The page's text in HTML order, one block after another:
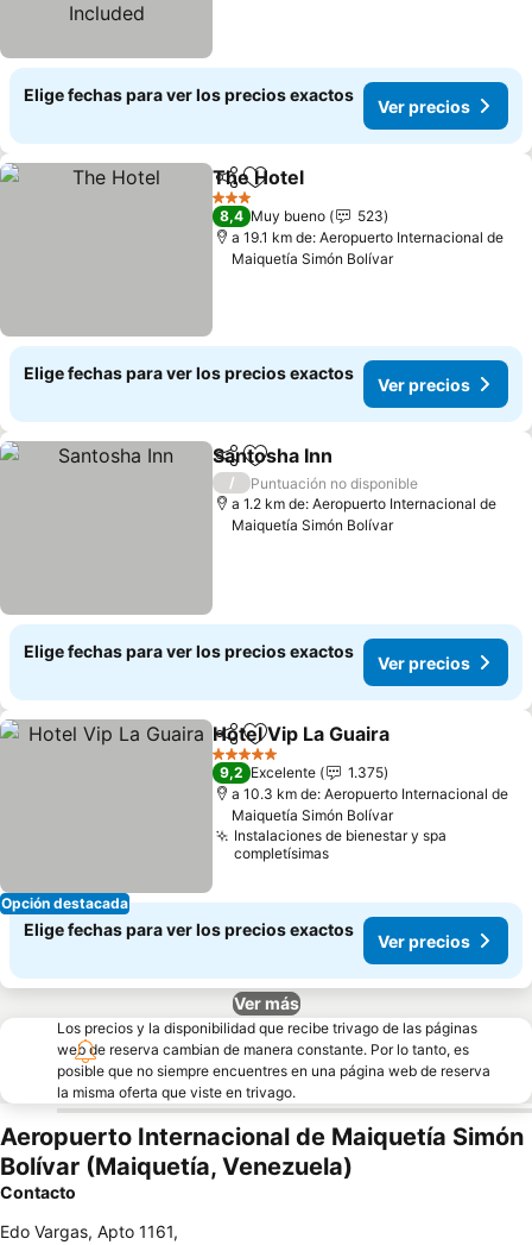
Elige fechas para ver los precios exactos
Ver precios
Compartir
Agregar a favoritos
The Hotel
3 Estrellas
8,4 Muy bueno
523
a 19.1 km de: Aeropuerto Internacional de
Maiquetía Simón Bolívar
Elige fechas para ver los precios exactos
Ver precios
CompartirAgregar a favoritos
Santosha Inn
/
Puntuación no disponible
a 1.2 km de: Aeropuerto Internacional de
Maiquetía Simón Bolívar
Elige fechas para ver los precios exactos
Ver precios
Opción destacada
CompartirAgregar a favoritos
Hotel Vip La Guaira
5 Estrellas
9,2 Excelente
1.375
a 10.3 km de: Aeropuerto Internacional de
Maiquetía Simón Bolívar
Instalaciones de bienestar y spa
completísimas
Elige fechas para ver los precios exactos
Ver precios
Ver más
Los precios y la disponibilidad que recibe trivago de las páginas
web de reserva cambian de manera constante. Por lo tanto, es
posible que no siempre encuentres en una página web de reserva
la misma oferta que viste en trivago.
Aeropuerto Internacional de Maiquetía Simón
Bolívar (Maiquetía, Venezuela)
Contacto
Edo Vargas, Apto 1161,